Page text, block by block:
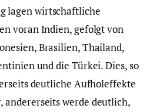
lagen wirtschaftliche
voran Indien, gefolgt von
Brasilien, Thailand,
und die Türkei. Dies, so
deutliche Aufholeffekte
andererseits werde deutlich,